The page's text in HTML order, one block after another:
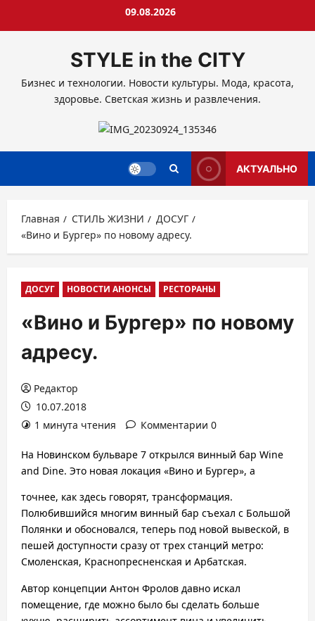
09.08.2026
STYLE in the CITY
Бизнес и технологии. Новости культуры. Мода, красота,
здоровье. Светская жизнь и развлечения.
АКТУАЛЬНО
Главная СТИЛЬ ЖИЗНИ
ДОСУГ
«Вино и Бургер» по новому адресу.
ДОСУГ НОВОСТИ АНОНСЫ РЕСТОРАНЫ
«Вино и Бургер» по новому
адресу.
Редактор
10.07.2018
1 минута чтения
Комментарии 0
На Новинском бульваре 7 открылся винный бар Wine
and Dine. Это новая локация «Вино и Бургер», а
точнее, как здесь говорят, трансформация.
Полюбившийся многим винный бар съехал с Большой
Полянки и обосновался, теперь под новой вывеской, в
пешей доступности сразу от трех станций метро:
Смоленская, Краснопресненская и Арбатская.
Автор концепции Антон Фролов давно искал
помещение, где можно было бы сделать больше